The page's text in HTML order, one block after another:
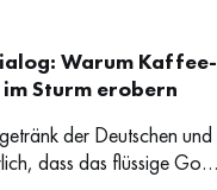
Warum Kaffee-
Sturm erobern
der Deutschen und
dass das flüssige Gold